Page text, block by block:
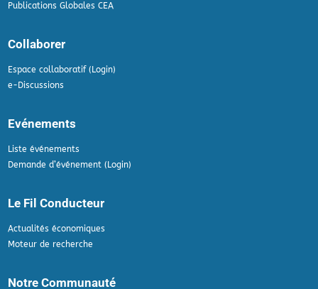
Publications Globales CEA
Collaborer
Espace collaboratif (Login)
e-Discussions
Evénements
Liste événements
Demande d’événement (Login)
Le Fil Conducteur
Actualités économiques
Moteur de recherche
Notre Communauté